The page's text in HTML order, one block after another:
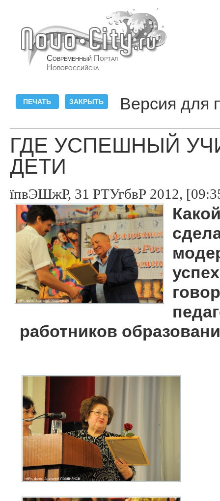
Современный Портал
Новороссийска
Версия для
ГДЕ УСПЕШНЫЙ
ДЕТИ
їпвЭШжР, 31 РТУгбвР 2012,
работников